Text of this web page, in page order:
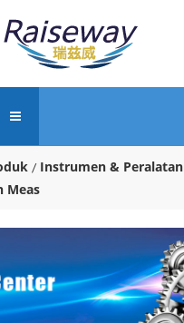
Instrumen & Peralatan
Meas